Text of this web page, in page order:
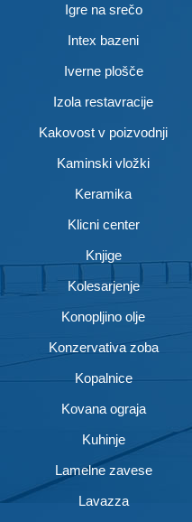
Igre na srečo
Intex bazeni
Iverne plošče
Izola restavracije
Kakovost v poizvodnji
Kaminski vložki
Keramika
Klicni center
Knjige
Kolesarjenje
Konopljino olje
Konzervativa zoba
Kopalnice
Kovana ograja
Kuhinje
Lamelne zavese
Lavazza